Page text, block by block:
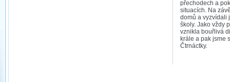
přechodech a
situacích. Na
domů a vyzvídali
školy. Jako vždy
vznikla bouřlivá
krále a pak jsme
Čtrnáctky.